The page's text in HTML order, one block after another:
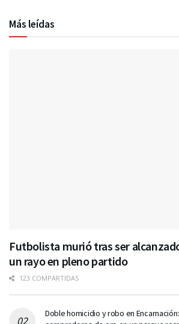
Más leídas
Futbolista murió tras ser
un rayo en pleno partido
123 COMPARTIDAS
Doble homicidio y robo en